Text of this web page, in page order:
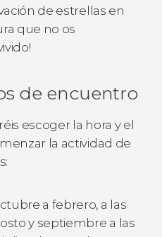
de estrellas en
que no os
de encuentro
escoger la hora y el
la actividad de
a febrero, a las
y septiembre a las